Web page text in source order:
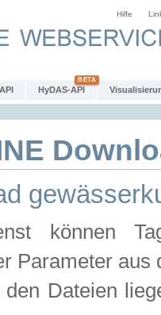
Hilfe
HyDAS-API
können
Parameter aus
Dateien